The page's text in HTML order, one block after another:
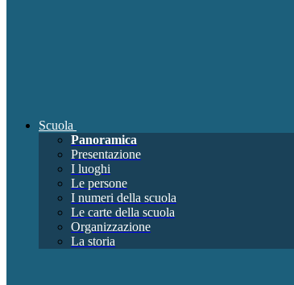
Scuola
Panoramica
Presentazione
I luoghi
Le persone
I numeri della scuola
Le carte della scuola
Organizzazione
La storia